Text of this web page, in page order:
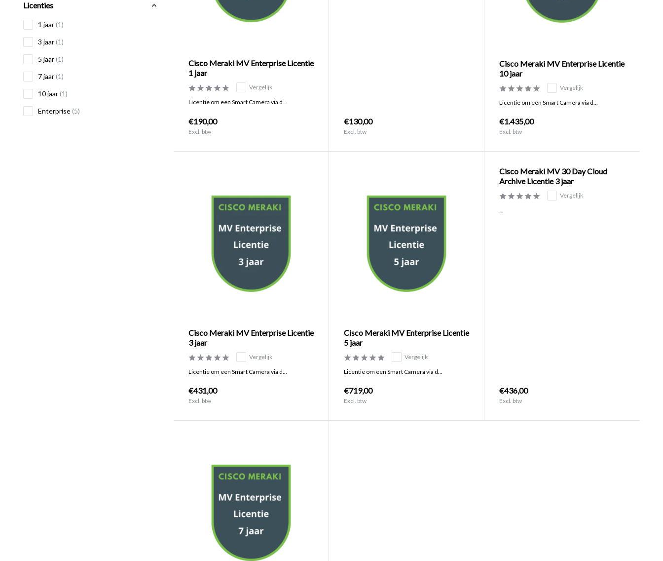
Licenties
1 jaar(1)
3 jaar(1)
5 jaar(1)
7 jaar(1)
10 jaar(1)
Enterprise(5)
Cisco Meraki MV Enterprise Licentie
1 jaar
Vergelijk
Licentie om een Smart Camera via d...
€190,00
Excl. btw
€130,00
Excl. btw
Cisco Meraki MV Enterprise Licentie
10 jaar
Vergelijk
Licentie om een Smart Camera via d...
€1.435,00
Excl. btw
Cisco Meraki MV Enterprise Licentie
3 jaar
Vergelijk
Licentie om een Smart Camera via d...
€431,00
Excl. btw
Cisco Meraki MV Enterprise Licentie
5 jaar
Vergelijk
Licentie om een Smart Camera via d...
€719,00
Excl. btw
Cisco Meraki MV 30 Day Cloud
Archive Licentie 3 jaar
Vergelijk
...
€436,00
Excl. btw